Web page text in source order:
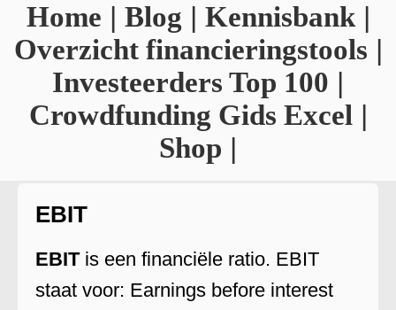
Home | Blog | Kennisbank|
Overzicht financieringstools |
Investeerders Top 100 |
Crowdfunding Gids Excel |
Shop |
EBIT
EBITis een financiële ratio. EBIT
staat voor: Earnings before interest